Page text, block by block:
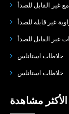
غير القابل للصدأ
غير قابلة للصدأ
غير القابل للصدأ
خلاطات استانلس
خلاطات استانلس
مشاهدة